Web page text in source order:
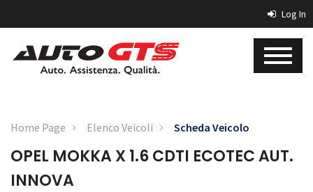
Log In
Home Page Elenco Veicoli Scheda Veicolo
OPEL MOKKA X 1.6 CDTI ECOTEC AUT.
INNOVA